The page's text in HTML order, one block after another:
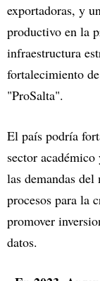
exportadoras, y
productivo en la
infraestructura
fortalecimiento
"ProSalta".
El país podría
sector
las demandas
procesos para la
promover
datos.